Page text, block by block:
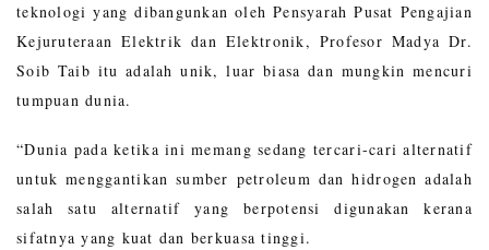
teknologi yang dibangunkan oleh Pensyarah Pusat Pengajian
Kejuruteraan Elektrik dan Elektronik, Profesor Madya Dr.
Soib Taib itu adalah unik, luar biasa dan mungkin mencuri
tumpuan dunia.
“Dunia pada ketika ini memang sedang tercari-cari alternatif
untuk menggantikan sumber petroleum dan hidrogen adalah
salah satu alternatif yang berpotensi digunakan kerana
sifatnya yang kuat dan berkuasa tinggi.